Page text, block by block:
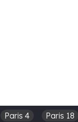
Paris 4 Paris 18